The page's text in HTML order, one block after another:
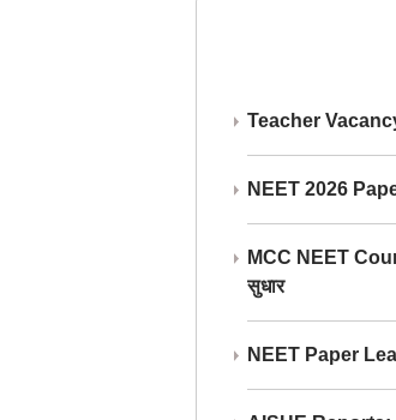
Teacher Vacancy
NEET 2026
MCC NEET
सुधार
NEET Paper